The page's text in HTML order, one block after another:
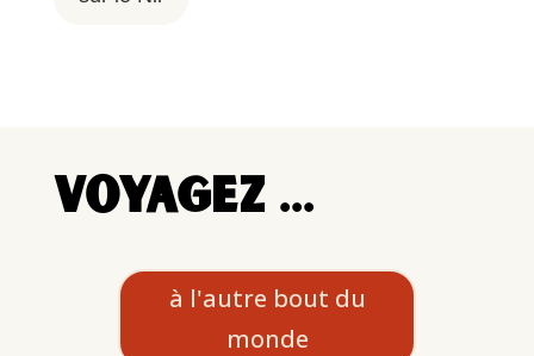
voyagez …
à l'autre bout du
monde